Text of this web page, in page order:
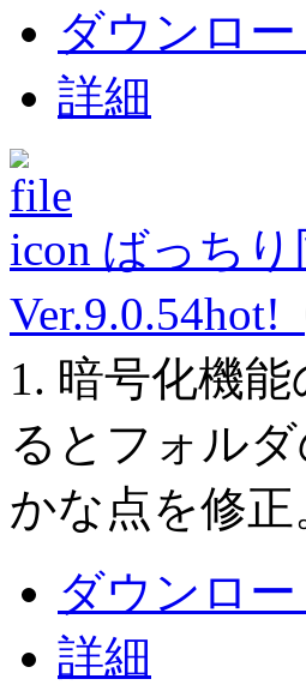
ダウンロー
詳細
ばっち
Ver.9.0.54hot!
1. 暗号化機
るとフォル
かな点を修正
ダウンロー
詳細